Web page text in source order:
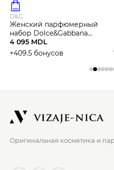
D&G
Женский парфюмерный
набор Dolce&Gabbana
Devotion Eau de Parfum
Intense 100 мл + 10 мл
4 095 MDL
+409.5 бонусов
Оригинальная косметика и